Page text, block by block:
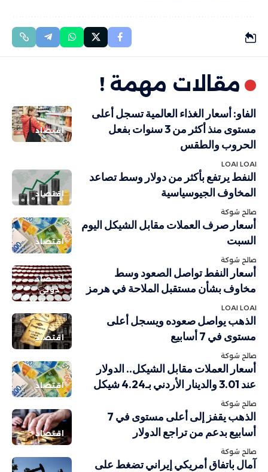
مقالات مهمة !
اقتصاد
الفاو: أسعار الغذاء العالمية تسجل أعلى
مستوى منذ أكثر من 3 سنوات بفعل
الحروب والطقس
LOAI LOAI
اقتصاد
النفط يرتفع بأكثر من دولار وسط تصاعد
المخاوف الجيوسياسية
صالح شوكة
اقتصاد
أسعار صرف العملات مقابل الشيكل اليوم
السبت
صالح شوكة
اقتصاد
دولي
أسعار النفط تواصل الصعود وسط
مخاوف بشأن مستقبل الملاحة في هرمز
LOAI LOAI
اقتصاد
الذهب يواصل صعوده ويسجل أعلى
مستوى في 7 أسابيع
صالح شوكة
اقتصاد
أسعار العملات مقابل الشيكل.. الدولار
عند 3.01 والدينار الأردني بـ4.24 شيكل
صالح شوكة
اقتصاد
الذهب يقفز إلى أعلى مستوى في 7
أسابيع بدعم من تراجع الدولار
صالح شوكة
آمال باتفاق أمريكي إيراني تضغط على